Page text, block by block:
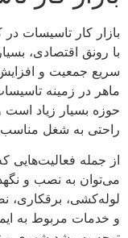
بازار کار تاسیسات
با رونق اقتصادی،
سریع جمعیت و
ماهر در زمینه
حوزه بسیار زیاد است
راحتی به شغل مناسب
از جمله فعالیت‌هایی
می‌توان به نصب و
لوله‌کشی، برقکاری،
و خدمات مربوط به